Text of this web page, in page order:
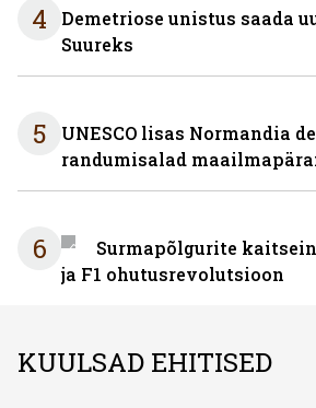
4
Demetriose unistus saada
Suureks
5
UNESCO lisas Normandia
randumisalad
6
Surmapõlgurite
ja F1 ohutusrevolutsioon
KUULSAD EHITISED